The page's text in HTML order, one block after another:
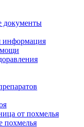
документы
информация
от похмелья
похмелья